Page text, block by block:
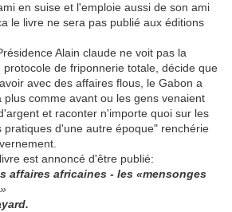
en suise et l'emploie aussi de son ami
le livre ne sera pas publié aux éditions
Alain claude ne voit pas la
de friponnerie totale, décide que
avec des affaires flous, le Gabon a
comme avant ou les gens venaient
et raconter n'importe quoi sur les
pratiques d'une autre époque" renchérie
est annoncé d'être publié:
affaires africaines - les «mensonges